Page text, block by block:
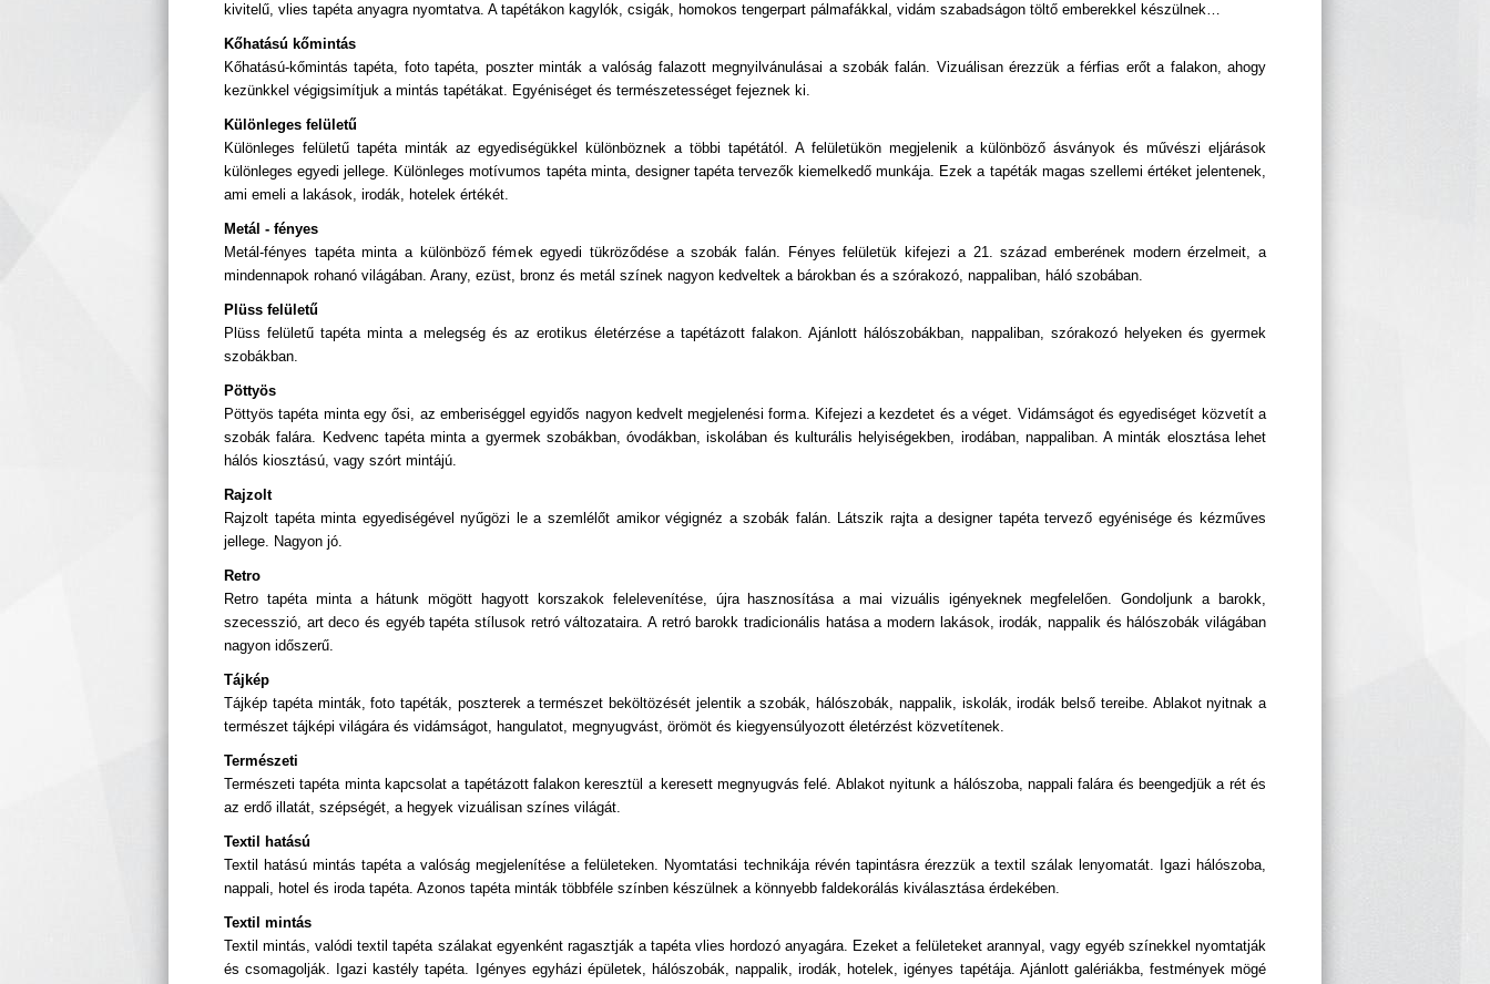
kivitelű, vlies tapéta anyagra nyomtatva. A tapétákon kagylók, csigák, homokos tengerpart pálmafákkal, vidám szabadságon töltő emberekkel készülnek…
Kőhatású kőmintás
Kőhatású-kőmintás tapéta, foto tapéta, poszter minták a valóság falazott megnyilvánulásai a szobák falán. Vizuálisan érezzük a férfias erőt a falakon, ahogy
kezünkkel végigsimítjuk a mintás tapétákat. Egyéniséget és természetességet fejeznek ki.
Különleges felületű
Különleges felületű tapéta minták az egyediségükkel különböznek a többi tapétától. A felületükön megjelenik a különböző ásványok és művészi eljárások
különleges egyedi jellege. Különleges motívumos tapéta minta, designer tapéta tervezők kiemelkedő munkája. Ezek a tapéták magas szellemi értéket jelentenek,
ami emeli a lakások, irodák, hotelek értékét.
Metál - fényes
Metál-fényes tapéta minta a különböző fémek egyedi tükröződése a szobák falán. Fényes felületük kifejezi a 21. század emberének modern érzelmeit, a
mindennapok rohanó világában. Arany, ezüst, bronz és metál színek nagyon kedveltek a bárokban és a szórakozó, nappaliban, háló szobában.
Plüss felületű
Plüss felületű tapéta minta a melegség és az erotikus életérzése a tapétázott falakon. Ajánlott hálószobákban, nappaliban, szórakozó helyeken és gyermek
szobákban.
Pöttyös
Pöttyös tapéta minta egy ősi, az emberiséggel egyidős nagyon kedvelt megjelenési forma. Kifejezi a kezdetet és a véget. Vidámságot és egyediséget közvetít a
szobák falára. Kedvenc tapéta minta a gyermek szobákban, óvodákban, iskolában és kulturális helyiségekben, irodában, nappaliban. A minták elosztása lehet
hálós kiosztású, vagy szórt mintájú.
Rajzolt
Rajzolt tapéta minta egyediségével nyűgözi le a szemlélőt amikor végignéz a szobák falán. Látszik rajta a designer tapéta tervező egyénisége és kézműves
jellege. Nagyon jó.
Retro
Retro tapéta minta a hátunk mögött hagyott korszakok felelevenítése, újra hasznosítása a mai vizuális igényeknek megfelelően. Gondoljunk a barokk,
szecesszió, art deco és egyéb tapéta stílusok retró változataira. A retró barokk tradicionális hatása a modern lakások, irodák, nappalik és hálószobák világában
nagyon időszerű.
Tájkép
Tájkép tapéta minták, foto tapéták, poszterek a természet beköltözését jelentik a szobák, hálószobák, nappalik, iskolák, irodák belső tereibe. Ablakot nyitnak a
természet tájképi világára és vidámságot, hangulatot, megnyugvást, örömöt és kiegyensúlyozott életérzést közvetítenek.
Természeti
Természeti tapéta minta kapcsolat a tapétázott falakon keresztül a keresett megnyugvás felé. Ablakot nyitunk a hálószoba, nappali falára és beengedjük a rét és
az erdő illatát, szépségét, a hegyek vizuálisan színes világát.
Textil hatású
Textil hatású mintás tapéta a valóság megjelenítése a felületeken. Nyomtatási technikája révén tapintásra érezzük a textil szálak lenyomatát. Igazi hálószoba,
nappali, hotel és iroda tapéta. Azonos tapéta minták többféle színben készülnek a könnyebb faldekorálás kiválasztása érdekében.
Textil mintás
Textil mintás, valódi textil tapéta szálakat egyenként ragasztják a tapéta vlies hordozó anyagára. Ezeket a felületeket arannyal, vagy egyéb színekkel nyomtatják
és csomagolják. Igazi kastély tapéta. Igényes egyházi épületek, hálószobák, nappalik, irodák, hotelek, igényes tapétája. Ajánlott galériákba, festmények mögé